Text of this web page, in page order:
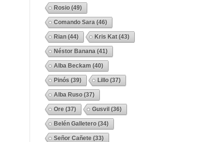
Rosio (49)
Comando Sara (46)
Rian (44) Kris Kat (43)
Néstor Banana (41)
Alba Beckam (40)
Pinós (39) Lillo (37)
Alba Ruso (37)
Ore (37) Gusvil (36)
Belén Galletero (34)
Señor Cañete (33)